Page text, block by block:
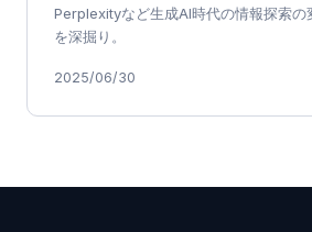
Perplexityなど生成AI時代の情報探索の
を深掘り。
2025/06/30